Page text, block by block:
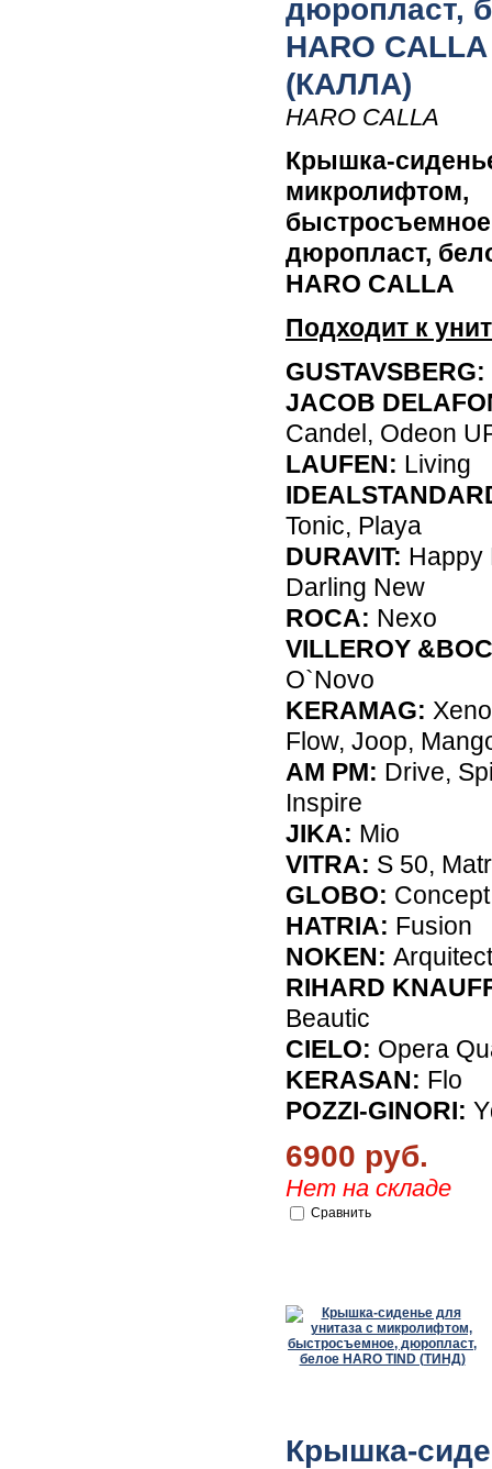
дюропласт,
HARO CALLA
(КАЛЛА)
HARO CALLA
Крышка-
микролифтом,
дюропласт,
HARO CALLA
Подходит к
GUSTAVSBERG:
JACOB
Candel, Odeon
LAUFEN: Living
Tonic, Playa
DURAVIT: Happy
Darling New
ROCA: Nexo
VILLEROY
O`Novo
KERAMAG:
Flow, Joop,
AM PM: Drive,
Inspire
JIKA: Mio
VITRA: S 50,
GLOBO: Concept
HATRIA: Fusion
NOKEN: Arquitect
RIHARD
Beautic
CIELO: Opera
KERASAN: Flo
POZZI-GINORI:
6900 руб.
Нет на складе
Сравнить
Крышка-